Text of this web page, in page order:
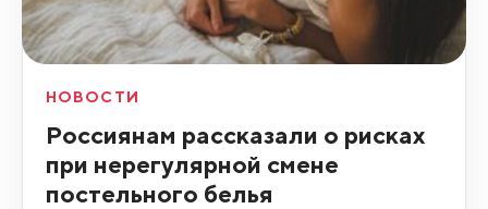
НОВОСТИ
Россиянам рассказали о рисках
при нерегулярной смене
постельного белья